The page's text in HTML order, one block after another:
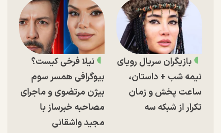
بازیگران سریال رویای
نیمه شب + داستان،
ساعت پخش و زمان
تکرار از شبکه سه
نیلا فرخی کیست؟
بیوگرافی همسر سوم
بیژن مرتضوی و ماجرای
مصاحبه خبرساز با
مجید واشقانی